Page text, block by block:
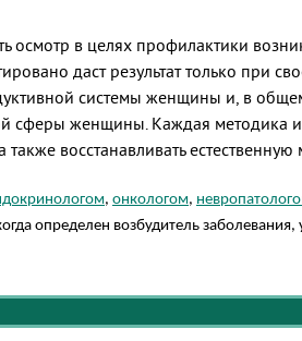
осмотр в целях профилактики
даст результат только при
системы женщины и, в
сферы женщины. Каждая методика
восстанавливать
, онкологом,
определен возбудитель